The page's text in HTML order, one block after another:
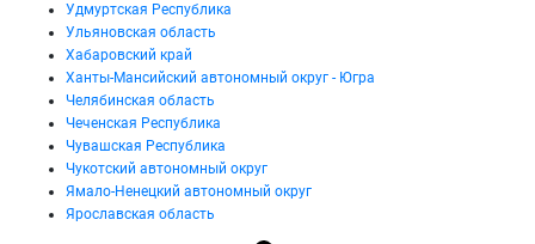
Удмуртская Республика
Ульяновская область
Хабаровский край
Ханты-Мансийский автономный округ - Югра
Челябинская область
Чеченская Республика
Чувашская Республика
Чукотский автономный округ
Ямало-Ненецкий автономный округ
Ярославская область